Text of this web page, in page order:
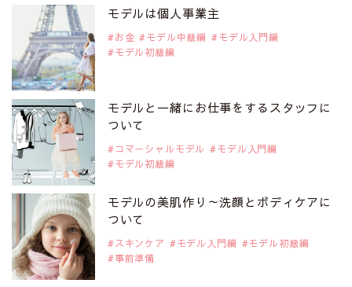
是非ご覧ください。
注目モデル 中条あやみさん
2019年9月29日
注目モデルを1名追加いたしました。
是非ご覧ください。
注目モデル 水原佑果さん
2019年9月29日
注目モデルを1名追加いたしました。
是非ご覧ください。
注目モデル CHIHARUさん
2019年9月29日
注目モデルを1名追加いたしました。
モデルは個人事業主
お金 モデル中級編
モデル入門編
モデル初級編
モデルと一緒にお仕事をするスタッフに
ついて
コマーシャルモデル
モデル入門編
モデル初級編
モデルの美肌作り～洗顔とボディケアに
ついて
スキンケア モデル入門編
モデル初級編
事前準備